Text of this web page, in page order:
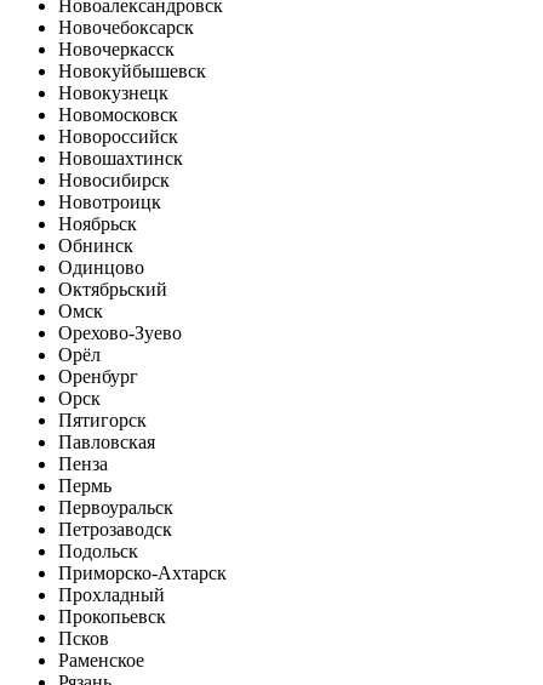
Новоалександровск
Новочебоксарск
Новочеркасск
Новокуйбышевск
Новокузнецк
Новомосковск
Новороссийск
Новошахтинск
Новосибирск
Новотроицк
Ноябрьск
Обнинск
Одинцово
Октябрьский
Омск
Орехово-Зуево
Орёл
Оренбург
Орск
Пятигорск
Павловская
Пенза
Пермь
Первоуральск
Петрозаводск
Подольск
Приморско-Ахтарск
Прохладный
Прокопьевск
Псков
Раменское